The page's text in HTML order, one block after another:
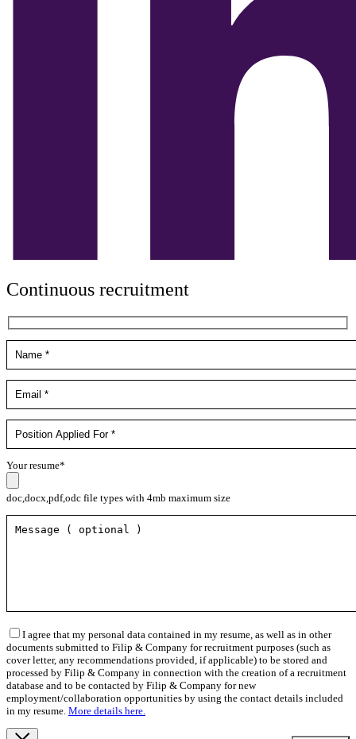
Continuous recruitment
Your resume*
doc,docx,pdf,odc file types with 4mb maximum size
I agree that my personal data contained in my resume, as well as in other
documents submitted to Filip & Company for recruitment purposes (such as
cover letter, any recommendations provided, if applicable) to be stored and
processed by Filip & Company in connection with the creation of a recruitment
database and to be contacted by Filip & Company for new
employment/collaboration opportunities by using the contact details included
in my resume. More details here.